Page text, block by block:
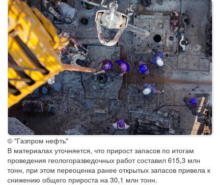
© "Газпром нефть"
В материалах уточняется, что прирост запасов по итогам
проведения геологоразведочных работ составил 615,3 млн
тонн, при этом переоценка ранее открытых запасов привела к
снижению общего прироста на 30,1 млн тонн.